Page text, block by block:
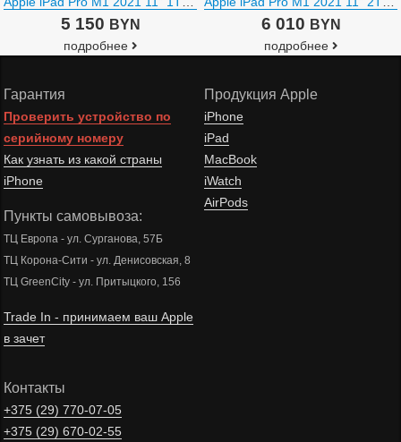
5 150 BYN
подробнее
6 010 BYN
подробнее
Гарантия
Проверить устройство по
серийному номеру
Как узнать из какой страны
iPhone
Пункты самовывоза:
ТЦ Европа - ул. Сурганова, 57Б
ТЦ Корона-Сити - ул. Денисовская, 8
ТЦ GreenCity - ул. Притыцкого, 156
Trade In - принимаем ваш Apple
в зачет
Продукция Apple
iPhone
iPad
MacBook
iWatch
AirPods
Контакты
+375 (29)770-07-05
+375 (29)670-02-55